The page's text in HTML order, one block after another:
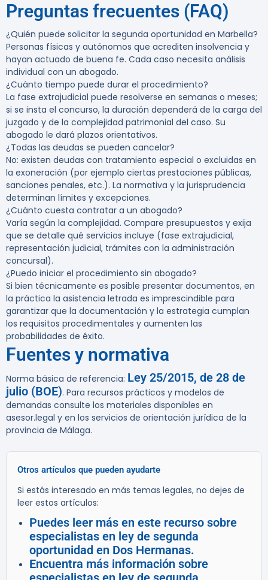
Preguntas frecuentes (FAQ)
¿Quién puede solicitar la segunda oportunidad en Marbella?
Personas físicas y autónomos que acrediten insolvencia y
hayan actuado de buena fe. Cada caso necesita análisis
individual con un abogado.
¿Cuánto tiempo puede durar el procedimiento?
La fase extrajudicial puede resolverse en semanas o meses;
si se insta el concurso, la duración dependerá de la carga del
juzgado y de la complejidad patrimonial del caso. Su
abogado le dará plazos orientativos.
¿Todas las deudas se pueden cancelar?
No: existen deudas con tratamiento especial o excluidas en
la exoneración (por ejemplo ciertas prestaciones públicas,
sanciones penales, etc.). La normativa y la jurisprudencia
determinan límites y excepciones.
¿Cuánto cuesta contratar a un abogado?
Varía según la complejidad. Compare presupuestos y exija
que se detalle qué servicios incluye (fase extrajudicial,
representación judicial, trámites con la administración
concursal).
¿Puedo iniciar el procedimiento sin abogado?
Si bien técnicamente es posible presentar documentos, en
la práctica la asistencia letrada es imprescindible para
garantizar que la documentación y la estrategia cumplan
los requisitos procedimentales y aumenten las
probabilidades de éxito.
Fuentes y normativa
Norma básica de referencia: Ley 25/2015, de 28 de
julio (BOE). Para recursos prácticos y modelos de
demandas consulte los materiales disponibles en
asesor.legal y en los servicios de orientación jurídica de la
provincia de Málaga.
Otros artículos que pueden ayudarte
Si estás interesado en más temas legales, no dejes de
leer estos artículos:
Puedes leer más en este recurso sobre
especialistas en ley de segunda
oportunidad en Dos Hermanas.
Encuentra más información sobre